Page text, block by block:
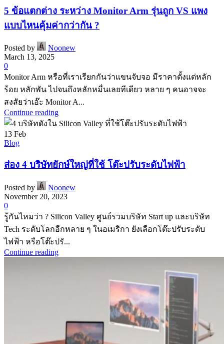
5 ข้อแตกต่าง ระหว่าง Monitor Arm รุ่นถูก VS แพง
แบบไหนคุ้มค่ากว่ากัน ?
Posted by
Noonew
March 13, 2025
0
Monitor Arm หรือที่เราเรียกกันว่าแขนจับจอ มีราคาตั้งแต่หลัก
ร้อย หลักพัน ไปจนถึงหลักหมื่นเลยทีเดียว หลาย ๆ คนอาจจะ
สงสัยว่าเอ๊ะ Monitor A...
Continue reading
13 Feb
Blog
ส่อง 4 บริษัทยักษ์ใหญ่ที่ใช้ โต๊ะปรับระดับไฟฟ้า
Posted by
Noonew
November 20, 2023
0
รู้กันไหมว่า ? Silicon Valley ศูนย์รวมบริษัท Start up และบริษัท
Tech ระดับโลกอีกหลาย ๆ ในอเมริกา ยังเลือกโต๊ะปรับระดับ
ไฟฟ้า หรือโต๊ะปรั...
Continue reading